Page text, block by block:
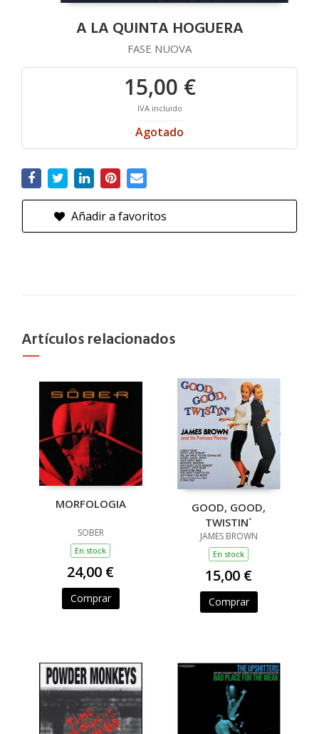
A LA QUINTA HOGUERA
FASE NUOVA
15,00 €
IVA incluido
Agotado
Añadir a favoritos
Artículos relacionados
MORFOLOGIA
SOBER
En stock
24,00 €
Comprar
GOOD, GOOD,
TWISTIN´
JAMES BROWN
En stock
15,00 €
Comprar